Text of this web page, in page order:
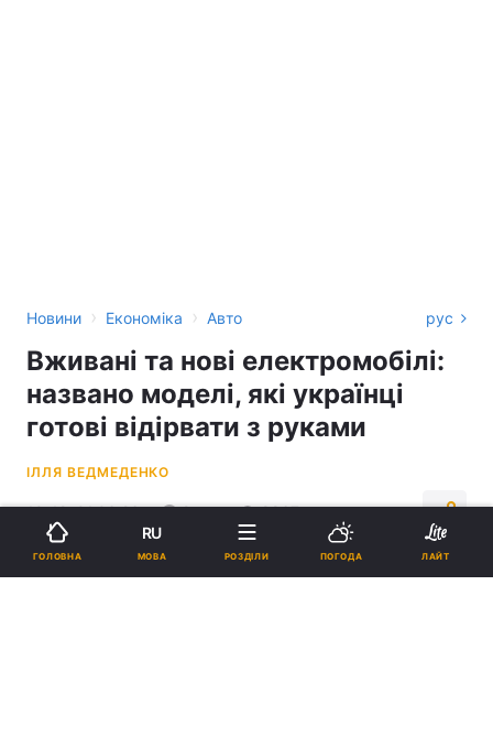
Новини › Економіка › Авто рус
Вживані та нові електромобілі:
названо моделі, які українці
готові відірвати з руками
ІЛЛЯ ВЕДМЕДЕНКО
10:42, 01.06.26 2 хв. 8867
Підпишіться на нас в Google
ГОЛОВНА
RU
МОВА РОЗДІЛИ ПОГОДА ЛАЙТ